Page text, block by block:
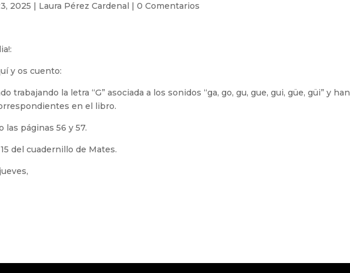
2025 | Laura Pérez Cardenal |0 Comentarios
y os cuento:
trabajando la letra “G” asociada a los sonidos “ga, go, gu, gue, gui, güe, güi” y han
en el libro.
páginas 56 y 57.
del cuadernillo de Mates.